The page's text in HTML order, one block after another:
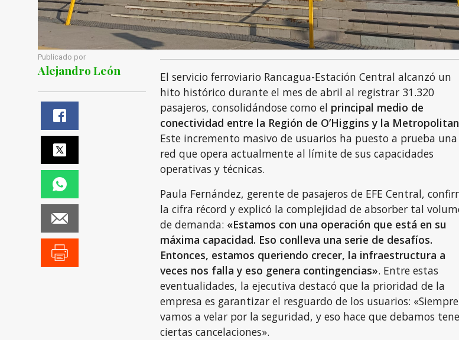
Publicado por
Alejandro León
El servicio ferroviario Rancagua-Estación Central alcanzó un
hito histórico durante el mes de abril al registrar 31.320
pasajeros, consolidándose como el principal medio de
conectividad entre la Región de O’Higgins y la
Este incremento masivo de usuarios ha puesto a prueba una
red que opera actualmente al límite de sus capacidades
operativas y técnicas.
Paula Fernández, gerente de pasajeros de EFE Central,
la cifra récord y explicó la complejidad de absorber tal
de demanda: «Estamos con una operación que está en su
máxima capacidad. Eso conlleva una serie de desafíos.
Entonces, estamos queriendo crecer, la infraestructura a
veces nos falla y eso genera contingencias». Entre estas
eventualidades, la ejecutiva destacó que la prioridad de la
empresa es garantizar el resguardo de los usuarios: «Siempre
vamos a velar por la seguridad, y eso hace que debamos
ciertas cancelaciones».